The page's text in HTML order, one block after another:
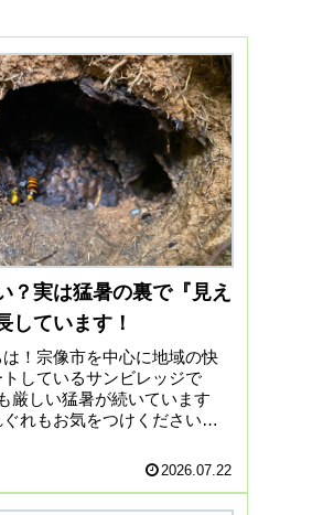
？実は猛暑の裏で『見え
しています！
！宗像市を中心に地域の快
しているサンビレッジで
厳しい猛暑が続いています
れもお気をつけください。
2026.07.22